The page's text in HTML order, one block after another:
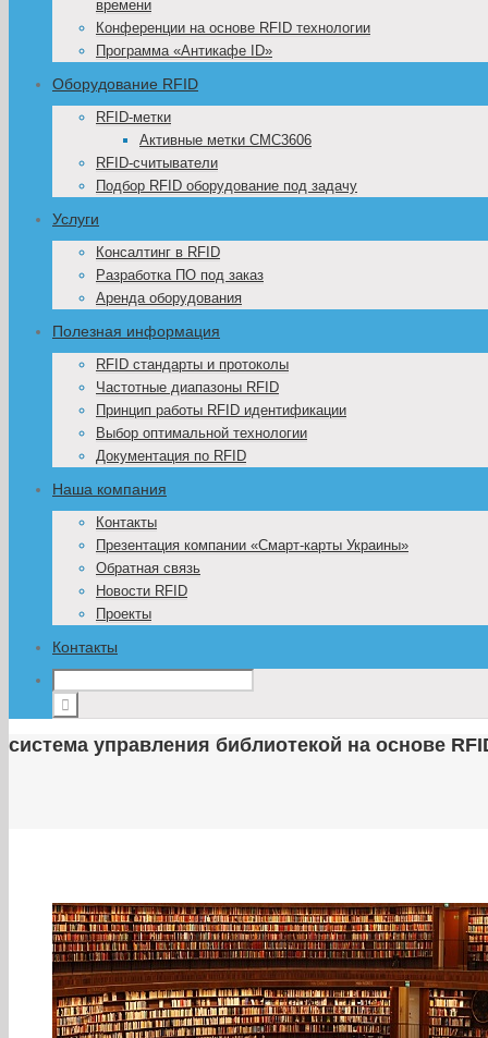
времени
Конференции на основе RFID технологии
Программа «Антикафе ID»
Оборудование RFID
RFID-метки
Активные метки CMC3606
RFID-считыватели
Подбор RFID оборудование под задачу
Услуги
Консалтинг в RFID
Разработка ПО под заказ
Аренда оборудования
Полезная информация
RFID стандарты и протоколы
Частотные диапазоны RFID
Принцип работы RFID идентификации
Выбор оптимальной технологии
Документация по RFID
Наша компания
Контакты
Презентация компании «Смарт-карты Украины»
Обратная связь
Новости RFID
Проекты
Контакты
система управления библиотекой на основе